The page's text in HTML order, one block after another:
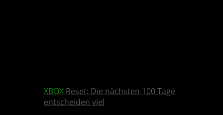
XBOX Reset: Die nächsten 100 Tage
entscheiden viel